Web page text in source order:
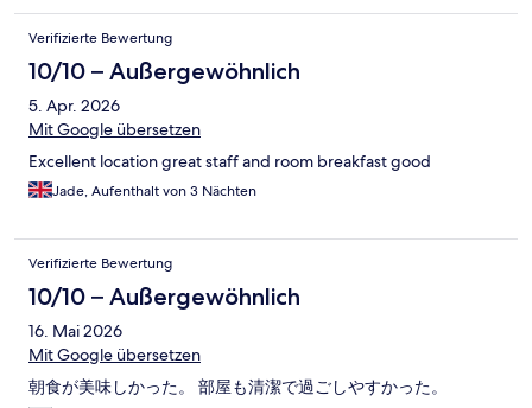
Verifizierte Bewertung
10/10 – Außergewöhnlich
5. Apr. 2026
Mit Google übersetzen
Excellent location great staff and room breakfast good
Jade, Aufenthalt von 3 Nächten
Verifizierte Bewertung
10/10 – Außergewöhnlich
16. Mai 2026
Mit Google übersetzen
朝食が美味しかった。 部屋も清潔で過ごしやすかった。